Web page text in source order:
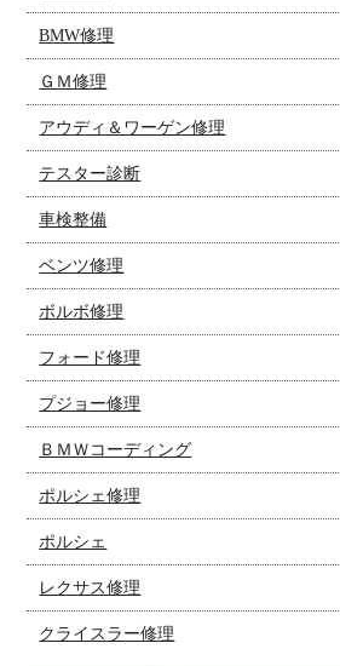
BMW修理
ＧＭ修理
アウディ＆ワーゲン修理
テスター診断
車検整備
ベンツ修理
ボルボ修理
フォード修理
プジョー修理
ＢＭＷコーディング
ポルシェ修理
ポルシェ
レクサス修理
クライスラー修理